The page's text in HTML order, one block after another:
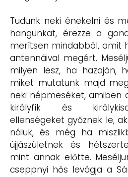
Tudunk neki énekelni és
hangunkat, érezze a
merítsen mindabból, amit
antennáival megért.
milyen lesz, ha hazajön,
miket mutatunk majd
neki népmeséket, amiben
királyfik és
ellenségeket győznek le,
náluk, és még ha
újjászületnek és
mint annak előtte.
cseppnyi hős levágja a